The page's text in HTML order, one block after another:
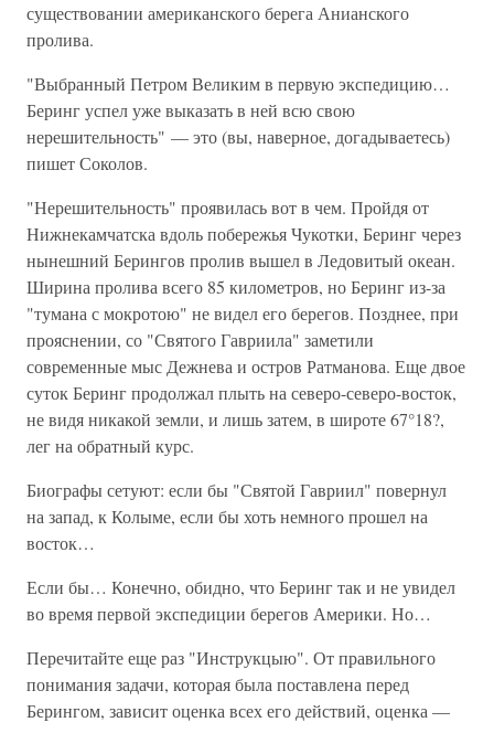
существовании американского берега Анианского
пролива.
"Выбранный Петром Великим в первую экспедицию…
Беринг успел уже выказать в ней всю свою
нерешительность" — это (вы, наверное, догадываетесь)
пишет Соколов.
"Нерешительность" проявилась вот в чем. Пройдя от
Нижнекамчатска вдоль побережья Чукотки, Беринг через
нынешний Берингов пролив вышел в Ледовитый океан.
Ширина пролива всего 85 километров, но Беринг из-за
"тумана с мокротою" не видел его берегов. Позднее, при
прояснении, со "Святого Гавриила" заметили
современные мыс Дежнева и остров Ратманова. Еще двое
суток Беринг продолжал плыть на северо-северо-восток,
не видя никакой земли, и лишь затем, в широте 67°18?,
лег на обратный курс.
Биографы сетуют: если бы "Святой Гавриил" повернул
на запад, к Колыме, если бы хоть немного прошел на
восток…
Если бы… Конечно, обидно, что Беринг так и не увидел
во время первой экспедиции берегов Америки. Но…
Перечитайте еще раз "Инструкцыю". От правильного
понимания задачи, которая была поставлена перед
Берингом, зависит оценка всех его действий, оценка —